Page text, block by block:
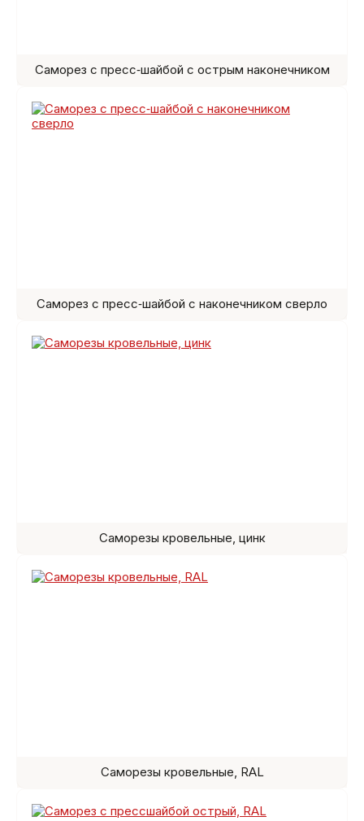
Саморез с пресс‑шайбой с острым наконечником
Саморез с пресс‑шайбой с наконечником сверло
Саморезы кровельные, цинк
Саморезы кровельные, RAL